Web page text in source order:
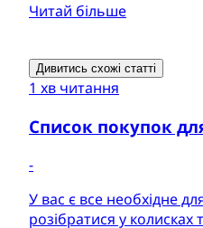
Читай більше
Дивитись схожі статті
1 хв читання
Список покупок
-
У вас є все необхідне
розібратися у колисках